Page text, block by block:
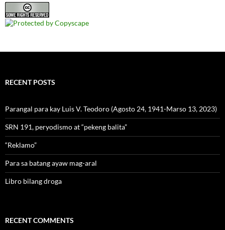
RECENT POSTS
Parangal para kay Luis V. Teodoro (Agosto 24, 1941-Marso 13, 2023)
SRN 191, peryodismo at “pekeng balita”
“Reklamo”
Para sa batang ayaw mag-aral
Libro bilang droga
RECENT COMMENTS